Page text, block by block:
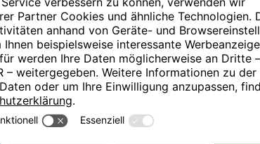
positiven Erfahrungen
mit großer Freude. Wir
Erfurt wieder bei uns
von den H-Hotels,